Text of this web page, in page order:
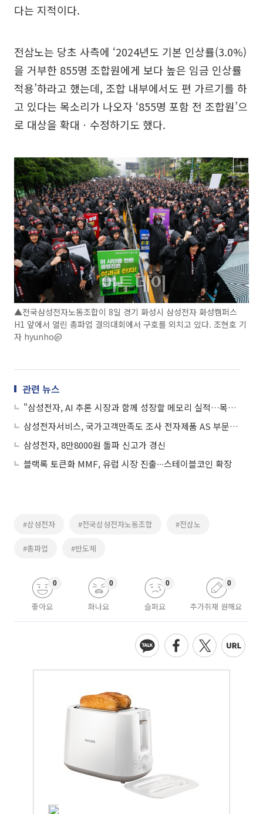
다는 지적이다.
전삼노는 당초 사측에 ‘2024년도 기본 인상률(3.0%)
을 거부한 855명 조합원에게 보다 높은 임금 인상률
적용’하라고 했는데, 조합 내부에서도 편 가르기를 하
고 있다는 목소리가 나오자 ‘855명 포함 전 조합원’으
로 대상을 확대ㆍ수정하기도 했다.
▲전국삼성전자노동조합이 8일 경기 화성시 삼성전자 화성캠퍼스
H1 앞에서 열린 총파업 결의대회에서 구호를 외치고 있다. 조현호 기
자 hyunho@
관련 뉴스
"삼성전자, AI 추론 시장과 함께 성장할 메모리 실적…목표가↑"
삼성전자서비스, 국가고객만족도 조사 전자제품 AS 부문 1위
삼성전자, 8만8000원 돌파 신고가 경신
블랙록 토큰화 MMF, 유럽 시장 진출∙∙∙스테이블코인 확장
#삼성전자 #전국삼성전자노동조합 #전삼노
#총파업 #반도체
좋아요
0
화나요
0
슬퍼요
0
추가취재 원해요
0